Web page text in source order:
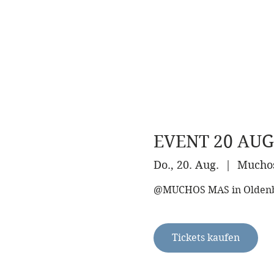
HOME ABOUT
EVENT 20
Do., 20. Aug.
  |
@MUCHOS MAS in
Tickets kaufen